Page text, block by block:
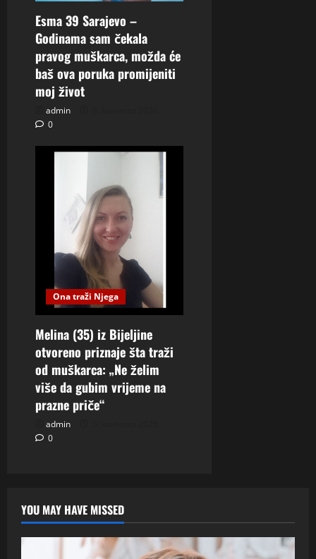
Esma 39 Sarajevo –
Godinama sam čekala
pravog muškarca, možda će
baš ova poruka promijeniti
moj život
admin
0
Ona traži Njega
Melina (35) iz Bijeljine
otvoreno priznaje šta traži
od muškarca: „Ne želim
više da gubim vrijeme na
prazne priče“
admin
0
YOU MAY HAVE MISSED